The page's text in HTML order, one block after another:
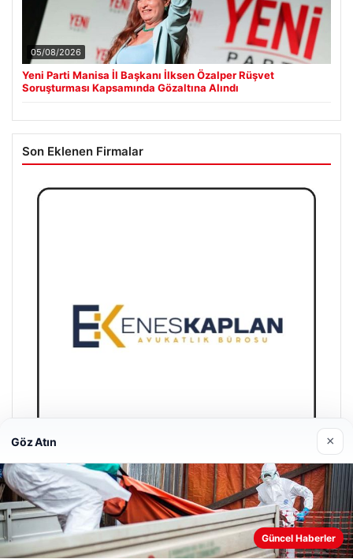
05/08/2026
Yeni Parti Manisa İl Başkanı İlksen Özalper Rüşvet
Soruşturması Kapsamında Gözaltına Alındı
Son Eklenen Firmalar
Enes Kaplan Avukatlık Bürosu
28/04/2026
Web sitemizi nasıl kullandığınızı daha iyi anlayabilmek,
Göz Atın ×
Güncel Haberler